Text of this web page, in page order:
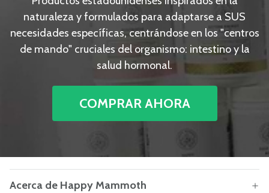
naturaleza y formulados para adaptarse a SUS
necesidades específicas, centrándose en los "centros
de mando" cruciales del organismo: intestino y la
salud hormonal.
COMPRAR AHORA
Acerca de Happy Mammoth